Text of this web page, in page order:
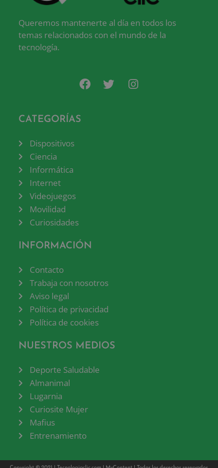
Queremos mantenerte al día en todos los
temas relacionados con el mundo de la
tecnología.
CATEGORÍAS
Dispositivos
Ciencia
Informática
Internet
Videojuegos
Movilidad
Curiosidades
INFORMACIÓN
Contacto
Trabaja con nosotros
Aviso legal
Política de privacidad
Política de cookies
NUESTROS MEDIOS
Deporte Saludable
Almanimal
Lugarnia
Curiosite Mujer
Mafius
Entrenamiento